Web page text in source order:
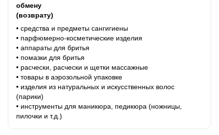
обмену
(возврату)
• средства и предметы сангигиены
• парфюмерно-косметические изделия
• аппараты для бритья
• помазки для бритья
• расчески, расчески и щетки массажные
• товары в аэрозольной упаковке
• изделия из натуральных и искусственных волос
(парики)
• инструменты для маникюра, педикюра (ножницы,
пилочки и т.д.)